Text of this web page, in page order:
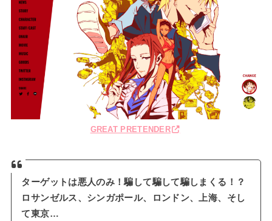
GREAT PRETENDER
ターゲットは悪人のみ！騙して騙して騙しまくる！？
ロサンゼルス、シンガポール、ロンドン、上海、そし
て東京…